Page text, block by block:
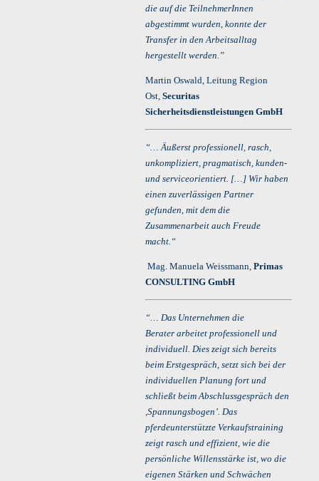
die auf die TeilnehmerInnen
abgestimmt wurden, konnte der
Transfer in den Arbeitsalltag
hergestellt werden.”
Martin Oswald, Leitung Region
Ost, Securitas
Sicherheitsdienstleistungen GmbH
“… Äußerst professionell, rasch,
unkompliziert, pragmatisch, kunden-
und serviceorientiert. […] Wir haben
einen zuverlässigen Partner
gefunden, mit dem die
Zusammenarbeit auch Freude
macht.“
Mag. Manuela Weissmann, Primas
CONSULTING GmbH
“… Das Unternehmen die
Berater arbeitet professionell und
individuell. Dies zeigt sich bereits
beim Erstgespräch, setzt sich bei der
individuellen Planung fort und
schließt beim Abschlussgespräch den
,Spannungsbogen’. Das
pferdeunterstützte Verkaufstraining
zeigt rasch und effizient, wie die
persönliche Willensstärke ist, wo die
eigenen Stärken und Schwächen